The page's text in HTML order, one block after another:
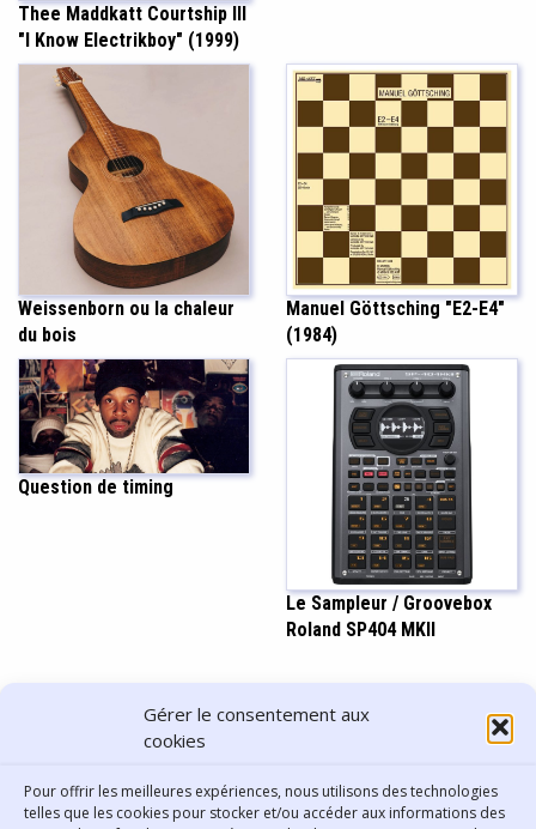
Gérer le consentement aux
cookies
Pour offrir les meilleures expériences, nous utilisons des technologies
telles que les cookies pour stocker et/ou accéder aux informations des
Thee Maddkatt Courtship III
"I Know Electrikboy" (1999)
Weissenborn ou la chaleur
du bois
Manuel Göttsching "E2-E4"
(1984)
Question de timing
Le Sampleur / Groovebox
Roland SP404 MKII
PARTAGER CET ARTICLE